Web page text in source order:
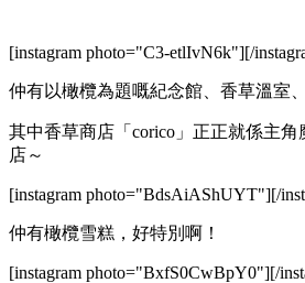
[instagram photo="C3-etlIvN6k"][/
仲有以橄欖為題嘅紀念館、香草溫室
其中香草商店「corico」正正就係主
店～
[instagram photo="BdsAiAShUYT"][/
仲有橄欖雪糕，好特別啊！
[instagram photo="BxfS0CwBpY0"][/